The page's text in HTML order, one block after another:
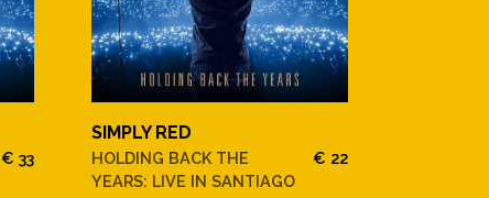
€ 33
SIMPLY RED
HOLDING BACK THE
YEARS: LIVE IN SANTIAGO
€ 22